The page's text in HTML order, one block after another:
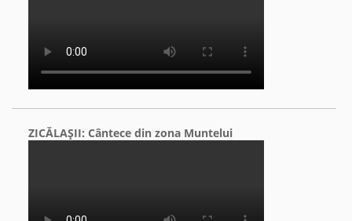
ZICĂLAŞII: Cântece din zona Muntelui